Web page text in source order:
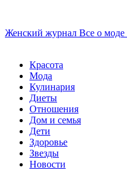
Женский журнал Все о моде
Красота
Мода
Кулинария
Диеты
Отношения
Дом и семья
Дети
Здоровье
Звезды
Новости